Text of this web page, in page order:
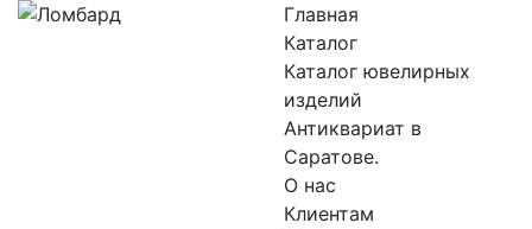
Главная
Каталог
Каталог ювелирных
изделий
Антиквариат в
Саратове.
О нас
Клиентам